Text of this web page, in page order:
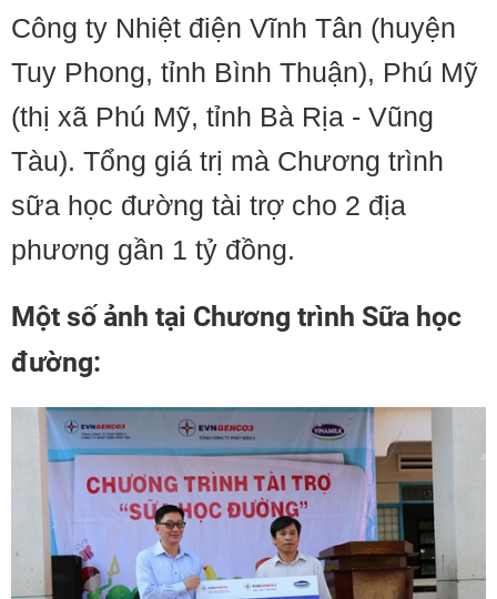
Công ty Nhiệt điện Vĩnh Tân (huyện
Tuy Phong, tỉnh Bình Thuận), Phú Mỹ
(thị xã Phú Mỹ, tỉnh Bà Rịa - Vũng
Tàu). Tổng giá trị mà Chương trình
sữa học đường tài trợ cho 2 địa
phương gần 1 tỷ đồng.
Một số ảnh tại Chương trình Sữa học
đường: